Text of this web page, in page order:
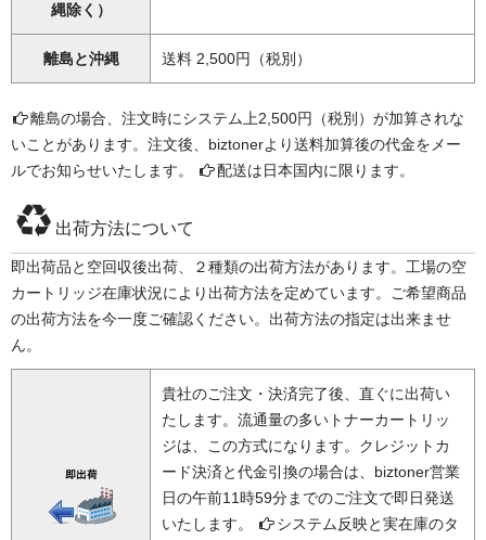
縄除く）
離島と沖縄 送料 2,500円（税別）
離島の場合、注文時にシステム上2,500円（税別）が加算されな
いことがあります。注文後、biztonerより送料加算後の代金をメー
ルでお知らせいたします。
配送は日本国内に限ります。
出荷方法について
即出荷品と空回収後出荷、２種類の出荷方法があります。工場の空
カートリッジ在庫状況により出荷方法を定めています。ご希望商品
の出荷方法を今一度ご確認ください。出荷方法の指定は出来ませ
ん。
貴社のご注文・決済完了後、直ぐに出荷い
たします。流通量の多いトナーカートリッ
ジは、この方式になります。クレジットカ
ード決済と代金引換の場合は、biztoner営業
日の午前11時59分までのご注文で即日発送
いたします。
システム反映と実在庫のタ